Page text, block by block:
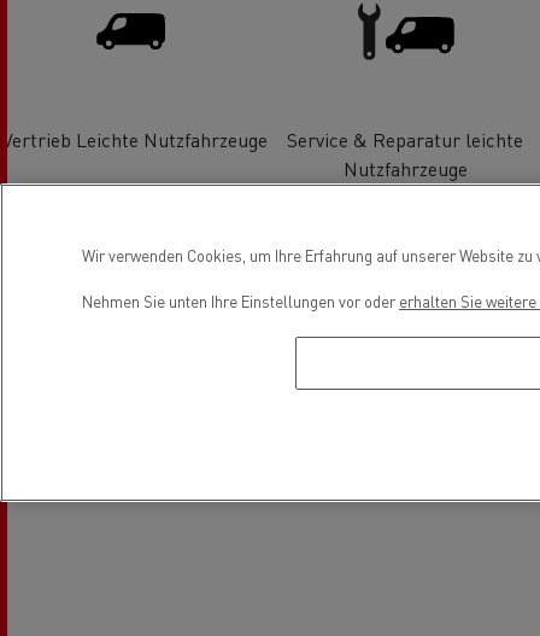
Vertrieb Leichte Nutzfahrzeuge
Service & Reparatur leichte
Nutzfahrzeuge
Wir verwenden Cookies, um Ihre Erfahrung auf unserer Website
Nehmen Sie unten Ihre Einstellungen vor oder erhalten Sie